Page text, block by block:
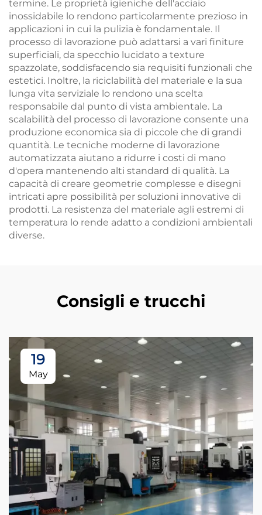
termine. Le proprietà igieniche dell'acciaio
inossidabile lo rendono particolarmente prezioso in
applicazioni in cui la pulizia è fondamentale. Il
processo di lavorazione può adattarsi a vari finiture
superficiali, da specchio lucidato a texture
spazzolate, soddisfacendo sia requisiti funzionali che
estetici. Inoltre, la riciclabilità del materiale e la sua
lunga vita serviziale lo rendono una scelta
responsabile dal punto di vista ambientale. La
scalabilità del processo di lavorazione consente una
produzione economica sia di piccole che di grandi
quantità. Le tecniche moderne di lavorazione
automatizzata aiutano a ridurre i costi di mano
d'opera mantenendo alti standard di qualità. La
capacità di creare geometrie complesse e disegni
intricati apre possibilità per soluzioni innovative di
prodotti. La resistenza del materiale agli estremi di
temperatura lo rende adatto a condizioni ambientali
diverse.
Consigli e trucchi
19
May